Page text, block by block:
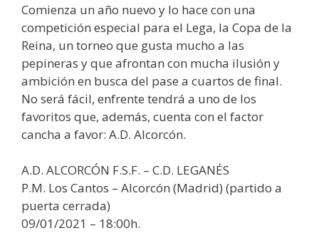
Comienza un año nuevo y lo hace con una
competición especial para el Lega, la Copa de la
Reina, un torneo que gusta mucho a las
pepineras y que afrontan con mucha ilusión y
ambición en busca del pase a cuartos de final.
No será fácil, enfrente tendrá a uno de los
favoritos que, además, cuenta con el factor
cancha a favor: A.D. Alcorcón.
A.D. ALCORCÓN F.S.F. – C.D. LEGANÉS
P.M. Los Cantos – Alcorcón (Madrid) (partido a
puerta cerrada)
09/01/2021 – 18:00h.